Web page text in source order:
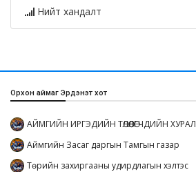
Нийт хандалт
Орхон аймаг Эрдэнэт хот
АЙМГИЙН ИРГЭДИЙН ТӨЛӨӨЛӨГЧДИЙН ХУРАЛ
Аймгийн Засаг даргын Тамгын газар
Төрийн захиргааны удирдлагын хэлтэс